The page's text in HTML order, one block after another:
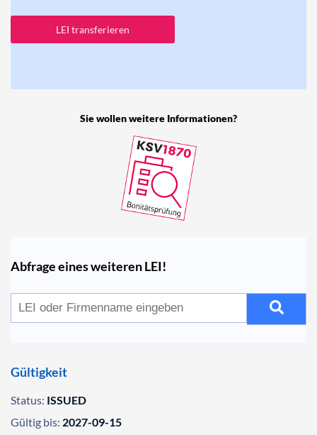
LEI transferieren
Sie wollen weitere Informationen?
Abfrage eines weiteren LEI!
Gültigkeit
Status: ISSUED
Gültig bis: 2027-09-15